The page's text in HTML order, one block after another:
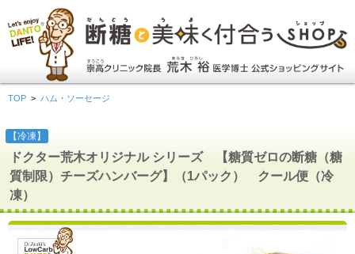
TOP > ハム・ソーセージ
【冷凍】
ドクター荒木オリジナル シリーズ 【糖質ゼロの断糖（糖
質制限）チーズハンバーグ】（1パック） クール便（冷
凍）